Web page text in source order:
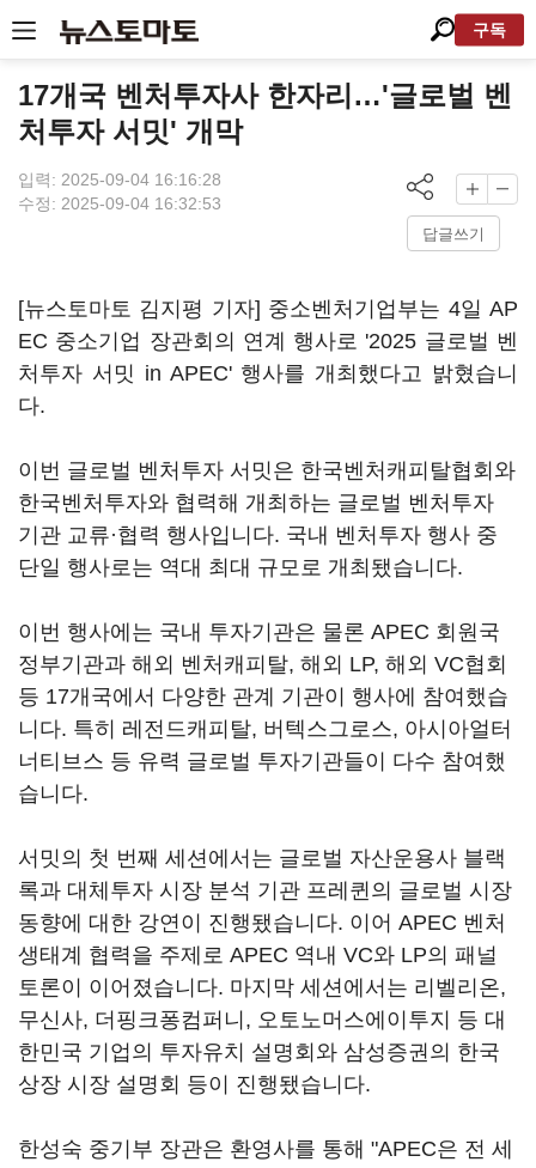
구독
17개국 벤처투자사 한자리…'글로벌 벤
처투자 서밋' 개막
입력: 2025-09-04 16:16:28
수정: 2025-09-04 16:32:53
답글쓰기
[뉴스토마토 김지평 기자] 중소벤처기업부는 4일 AP
EC 중소기업 장관회의 연계 행사로 '2025 글로벌 벤
처투자 서밋 in APEC' 행사를 개최했다고 밝혔습니
다.
이번 글로벌 벤처투자 서밋은 한국벤처캐피탈협회와
한국벤처투자와 협력해 개최하는 글로벌 벤처투자
기관 교류·협력 행사입니다. 국내 벤처투자 행사 중
단일 행사로는 역대 최대 규모로 개최됐습니다.
이번 행사에는 국내 투자기관은 물론 APEC 회원국
정부기관과 해외 벤처캐피탈, 해외 LP, 해외 VC협회
등 17개국에서 다양한 관계 기관이 행사에 참여했습
니다. 특히 레전드캐피탈, 버텍스그로스, 아시아얼터
너티브스 등 유력 글로벌 투자기관들이 다수 참여했
습니다.
서밋의 첫 번째 세션에서는 글로벌 자산운용사 블랙
록과 대체투자 시장 분석 기관 프레퀸의 글로벌 시장
동향에 대한 강연이 진행됐습니다. 이어 APEC 벤처
생태계 협력을 주제로 APEC 역내 VC와 LP의 패널
토론이 이어졌습니다. 마지막 세션에서는 리벨리온,
무신사, 더핑크퐁컴퍼니, 오토노머스에이투지 등 대
한민국 기업의 투자유치 설명회와 삼성증권의 한국
상장 시장 설명회 등이 진행됐습니다.
한성숙 중기부 장관은 환영사를 통해 "APEC은 전 세